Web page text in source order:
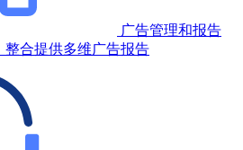
广告管理和报告
合提供多维广告报告